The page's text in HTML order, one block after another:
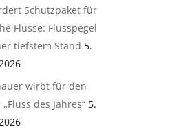
Schutzpaket für
Flüsse: Flusspegel
tiefstem Stand 5.
wirbt für den
des Jahres“ 5.